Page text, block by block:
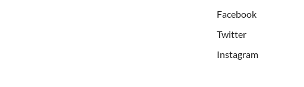
Facebook
Twitter
Instagram